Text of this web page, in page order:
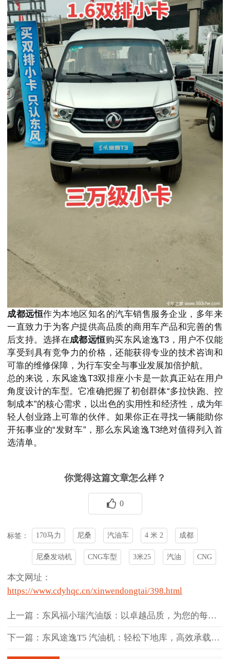
成都远恒作为本地区知名的汽车销售服务企业，多年来
一直致力于为客户提供高品质的商用车产品和完善的售
后支持。选择在成都远恒购买东风途逸T3，用户不仅能
享受到具有竞争力的价格，还能获得专业的技术咨询和
可靠的维修保障，为行车安全与事业发展加倍护航。
总的来说，东风途逸T3双排座小卡是一款真正站在用户
角度设计的车型。它准确把握了初创群体“多拉快跑、控
制成本”的核心需求，以出色的实用性和经济性，成为年
轻人创业路上可靠的伙伴。如果你正在寻找一辆能助你
开拓事业的“发财车”，那么东风途逸T3绝对值得列入首
选清单。
你觉得这篇文章怎么样？
0
标签： 170马力 尼桑 汽油车 4 米 2 成都
尼桑发动机 CNG车型 3米25 汽油 CNG
本文网址：
https://www.cdyhqc.cn/xinwendongtai/398.html
上一篇：东风福小瑞汽油版：以卓越品质，为您的每一程保驾护航
下一篇：东风途逸T5 汽油机：轻松下地库，高效承载的物流新选择